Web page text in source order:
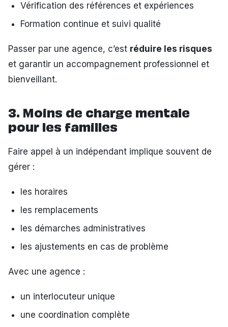
Vérification des références et expériences
Formation continue et suivi qualité
Passer par une agence, c’est réduire les risques
et garantir un accompagnement professionnel et
bienveillant.
3. Moins de charge mentale
pour les familles
Faire appel à un indépendant implique souvent de
gérer :
les horaires
les remplacements
les démarches administratives
les ajustements en cas de problème
Avec une agence :
un interlocuteur unique
une coordination complète